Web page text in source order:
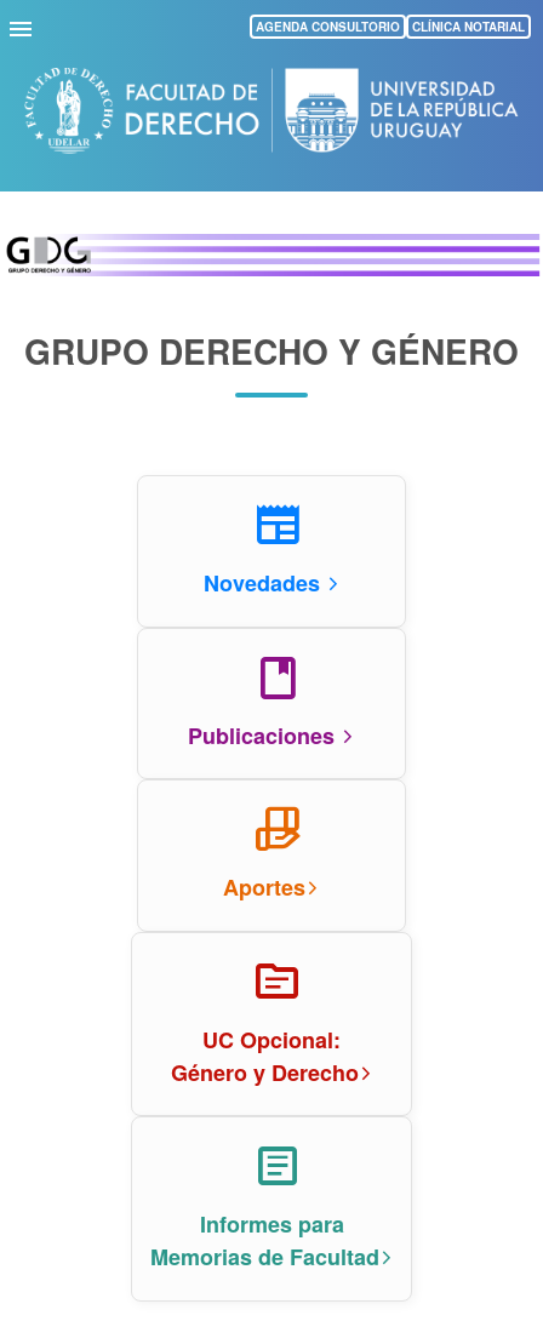
Pasar
al
contenido
principal
AGENDA CONSULTORIO CLÍNICA NOTARIAL
GRUPO DERECHO Y GÉNERO
newspaper
Novedades arrow_forward_ios
book
Publicaciones arrow_forward_ios
hand_package
Aportes arrow_forward_ios
topic
UC Opcional:
Género y Derechoarrow_forward_ios
article
Informes para
Memorias de Facultad arrow_forward_ios